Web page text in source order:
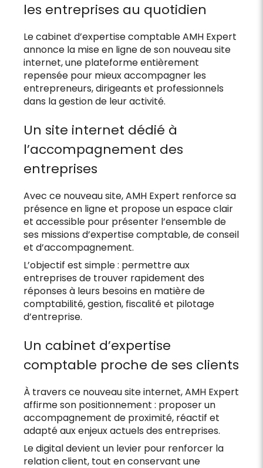
les entreprises au quotidien
Le cabinet d’expertise comptable AMH Expert
annonce la mise en ligne de son nouveau site
internet, une plateforme entièrement
repensée pour mieux accompagner les
entrepreneurs, dirigeants et professionnels
dans la gestion de leur activité.
Un site internet dédié à
l’accompagnement des
entreprises
Avec ce nouveau site, AMH Expert renforce sa
présence en ligne et propose un espace clair
et accessible pour présenter l’ensemble de
ses missions d’expertise comptable, de conseil
et d’accompagnement.
L’objectif est simple : permettre aux
entreprises de trouver rapidement des
réponses à leurs besoins en matière de
comptabilité, gestion, fiscalité et pilotage
d’entreprise.
Un cabinet d’expertise
comptable proche de ses clients
À travers ce nouveau site internet, AMH Expert
affirme son positionnement : proposer un
accompagnement de proximité, réactif et
adapté aux enjeux actuels des entreprises.
Le digital devient un levier pour renforcer la
relation client, tout en conservant une